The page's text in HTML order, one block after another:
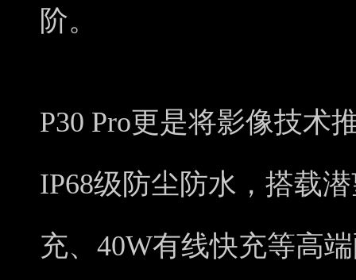
阶。
P30 Pro更是将影像技术
IP68级防尘防水，搭载
充、40W有线快充等高